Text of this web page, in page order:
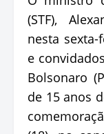
(STF),
nesta
e
Bolsonaro
de 15 anos